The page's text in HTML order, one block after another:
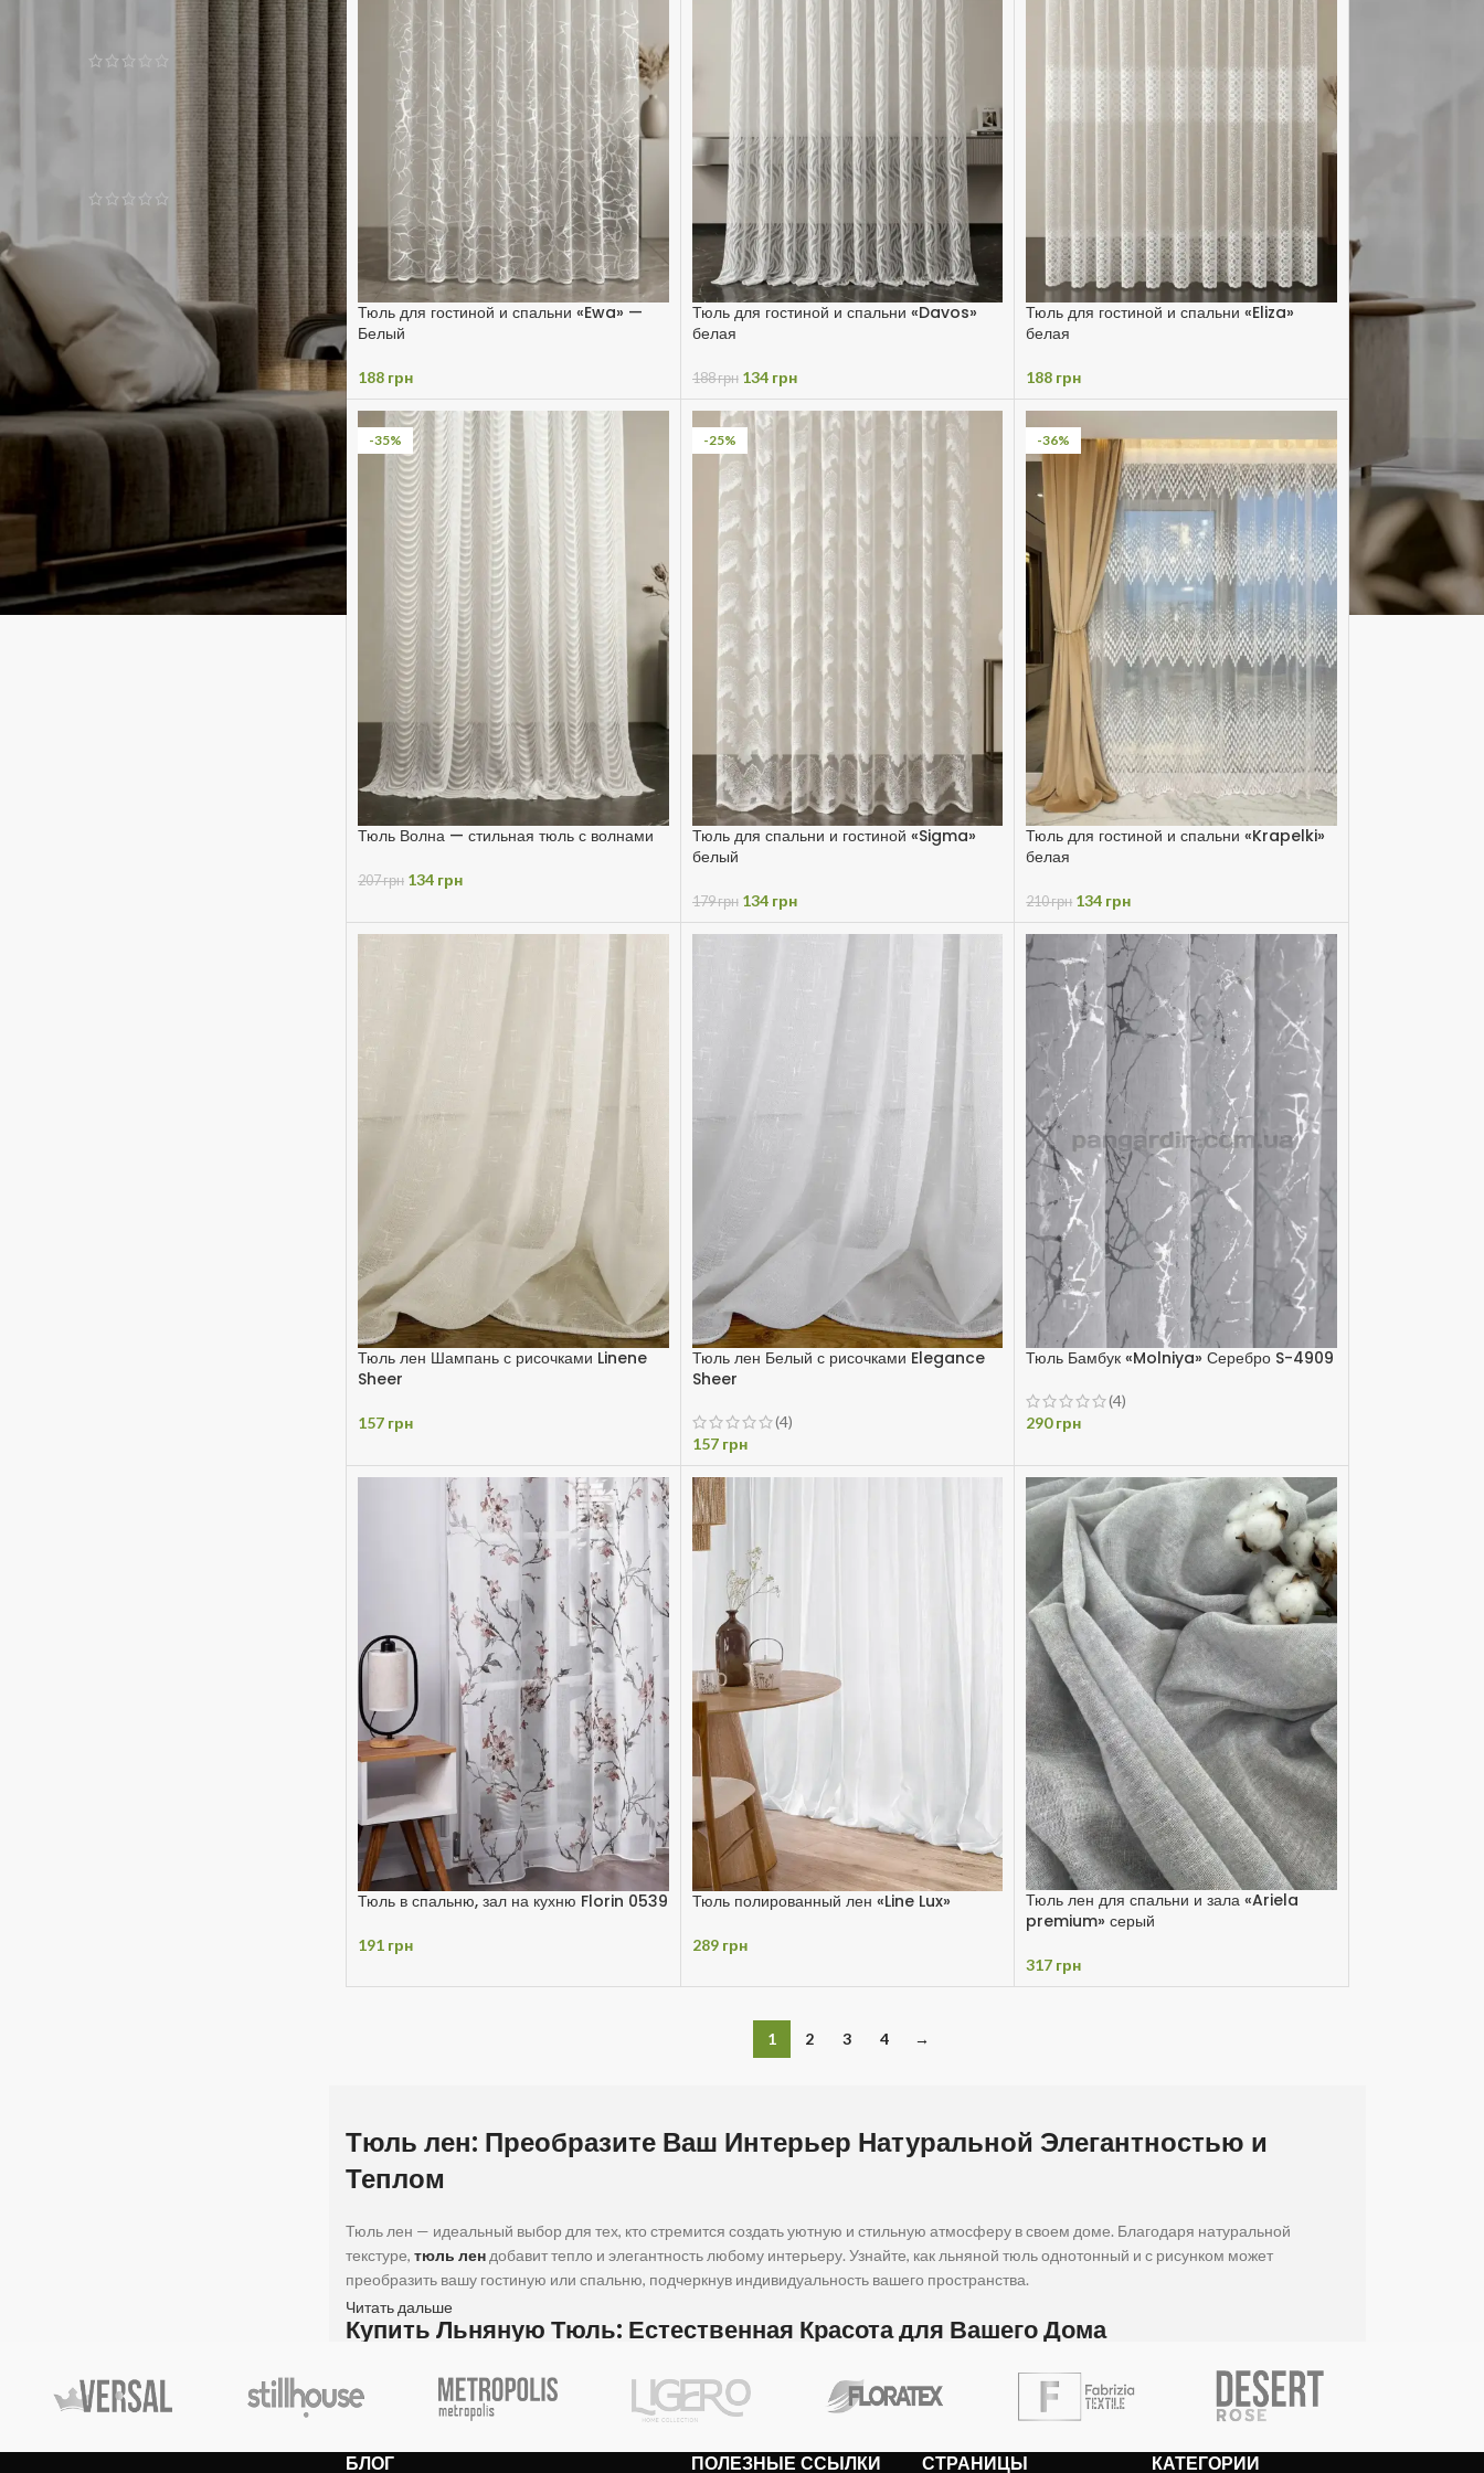
Готовые шторы блэкаут
300x270 Серые
Комплект тюли в спальню
омбре "SUNRISE"
Тюль для гостиной и спальни «Ewa» —
Белый
188 грн
Тюль для гостиной и спальни «Davos»
белая
188грн 134 грн
Тюль для гостиной и спальни «Eliza»
белая
188 грн
-35%
Тюль Волна — стильная тюль с волнами
207грн 134 грн
-25%
Тюль для спальни и гостиной «Sigma»
белый
179грн 134 грн
-36%
Тюль для гостиной и спальни «Krapelki»
белая
210грн 134 грн
Тюль лен Шампань с рисочками Linene
Sheer
157 грн
Тюль лен Белый с рисочками Elegance
Sheer
(4)
157 грн
Тюль Бамбук «Molniya» Серебро S-4909
(4)
290грн
Тюль в спальню, зал на кухню Florin 0539
191 грн
Тюль полированный лен «Line Lux»
289 грн
Тюль лен для спальни и зала «Ariela
premium» серый
317 грн
1 2 3 4 →
Тюль лен: Преобразите Ваш Интерьер Натуральной Элегантностью и
Теплом
Тюль лен — идеальный выбор для тех, кто стремится создать уютную и стильную атмосферу в своем доме. Благодаря натуральной
текстуре, тюль лендобавит тепло и элегантность любому интерьеру. Узнайте, как льняной тюль однотонный и с рисунком может
преобразить вашу гостиную или спальню, подчеркнув индивидуальность вашего пространства.
Купить Льняную Тюль: Естественная Красота для Вашего Дома
Льняная тюль — это природная элегантность и уют в одном. Она не только красиво выглядит, но и создаёт мягкий свет в комнате. Обратите
внимание на нашутюль под лен мешковина Grommet
— элегантное решение для вашего интерьера. Этот тюль, выполненный в цвете
быстрая доставка по Украине.
Читать дальше
БЛОГ ПОЛЕЗНЫЕ ССЫЛКИ СТРАНИЦЫ КАТЕГОРИИ